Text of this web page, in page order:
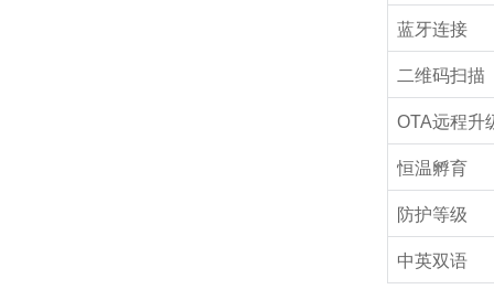
蓝牙连接
二维码扫描
OTA远程升
恒温孵育
防护等级
中英双语